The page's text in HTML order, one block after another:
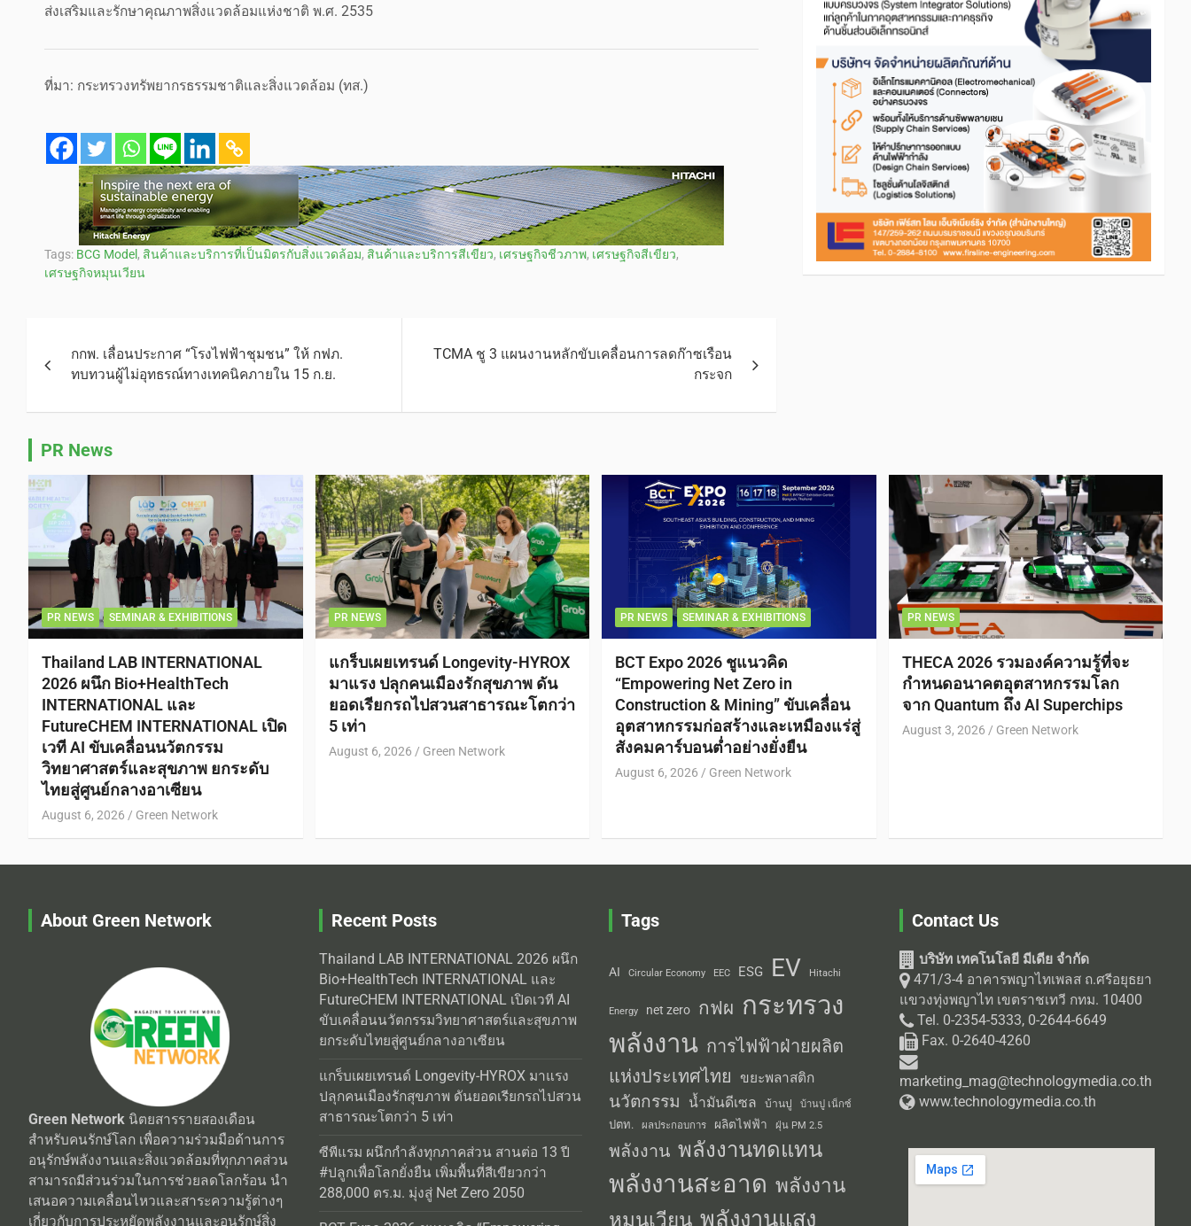
ส่งเสริมและรักษาคุณภาพสิ่งแวดล้อมแห่งชาติ พ.ศ. 2535
ที่มา: กระทรวงทรัพยากรธรรมชาติและสิ่งแวดล้อม (ทส.)
Tags: BCG Model , สินค้าและบริการที่เป็นมิตรกับสิ่งแวดล้อม, สินค้าและบริการสีเขียว, เศรษฐกิจชีวภาพ, เศรษฐกิจสีเขียว,
เศรษฐกิจหมุนเวียน
กกพ. เลื่อนประกาศ “โรงไฟฟ้าชุมชน” ให้ กฟภ.
ทบทวนผู้ไม่อุทธรณ์ทางเทคนิคภายใน 15 ก.ย.
TCMA ชู 3 แผนงานหลักขับเคลื่อนการลดก๊าซเรือน
กระจก
PR News
PR NEWS SEMINAR & EXHIBITIONS
Thailand LAB INTERNATIONAL
2026 ผนึก Bio+HealthTech
INTERNATIONAL และ
FutureCHEM INTERNATIONAL เปิด
เวที AI ขับเคลื่อนนวัตกรรม
วิทยาศาสตร์และสุขภาพ ยกระดับ
ไทยสู่ศูนย์กลางอาเซียน
August 6, 2026 Green Network
PR NEWS
แกร็บเผยเทรนด์ Longevity-HYROX
มาแรง ปลุกคนเมืองรักสุขภาพ ดัน
ยอดเรียกรถไปสวนสาธารณะโตกว่า
5 เท่า
August 6, 2026 Green Network
PR NEWS SEMINAR & EXHIBITIONS
BCT Expo 2026 ชูแนวคิด
“Empowering Net Zero in
Construction & Mining” ขับเคลื่อน
อุตสาหกรรมก่อสร้างและเหมืองแร่สู่
สังคมคาร์บอนต่ำอย่างยั่งยืน
August 6, 2026 Green Network
PR NEWS
THECA 2026 รวมองค์ความรู้ที่จะ
กำหนดอนาคตอุตสาหกรรมโลก
จาก Quantum ถึง AI Superchips
August 3, 2026 Green Network
About Green Network
Green Network นิตยสารรายสองเดือน
สำหรับคนรักษ์โลก เพื่อความร่วมมือด้านการ
อนุรักษ์พลังงานและสิ่งแวดล้อมที่ทุกภาคส่วน
สามารถมีส่วนร่วมในการช่วยลดโลกร้อน นำ
เสนอความเคลื่อนไหวและสาระความรู้ต่างๆ
เกี่ยวกับการประหยัดพลังงานและอนุรักษ์สิ่ง
Recent Posts
Thailand LAB INTERNATIONAL 2026 ผนึก
Bio+HealthTech INTERNATIONAL และ
FutureCHEM INTERNATIONAL เปิดเวที AI
ขับเคลื่อนนวัตกรรมวิทยาศาสตร์และสุขภาพ
ยกระดับไทยสู่ศูนย์กลางอาเซียน
แกร็บเผยเทรนด์ Longevity-HYROX มาแรง
ปลุกคนเมืองรักสุขภาพ ดันยอดเรียกรถไปสวน
สาธารณะโตกว่า 5 เท่า
ซีพีแรม ผนึกกำลังทุกภาคส่วน สานต่อ 13 ปี
#ปลูกเพื่อโลกยั่งยืน เพิ่มพื้นที่สีเขียวกว่า
288,000 ตร.ม. มุ่งสู่ Net Zero 2050
Tags
AI Circular Economy EEC ESG EV Hitachi
Energy net zero กฟผ กระทรวง
พลังงาน การไฟฟ้าฝ่ายผลิต
แห่งประเทศไทย
ขยะพลาสติก
นวัตกรรม น้ำมันดีเซล บ้านปู บ้านปู เน็กซ์
ปตท. ผลประกอบการ ผลิตไฟฟ้า ฝุ่น PM 2.5
พลังงาน พลังงานทดแทน
พลังงานสะอาด พลังงาน
หมุนเวียน พลังงานแสง
Contact Us
บริษัท เทคโนโลยี มีเดีย จำกัด
471/3-4 อาคารพญาไทเพลส ถ.ศรีอยุธยา
แขวงทุ่งพญาไท เขตราชเทวี กทม. 10400
Tel. 0-2354-5333, 0-2644-6649
Fax. 0-2640-4260
marketing_mag@technologymedia.co.th
www.technologymedia.co.th